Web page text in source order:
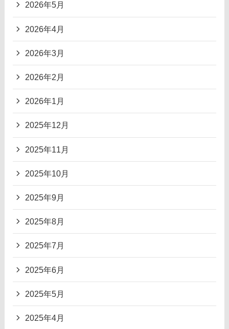
2026年5月
2026年4月
2026年3月
2026年2月
2026年1月
2025年12月
2025年11月
2025年10月
2025年9月
2025年8月
2025年7月
2025年6月
2025年5月
2025年4月